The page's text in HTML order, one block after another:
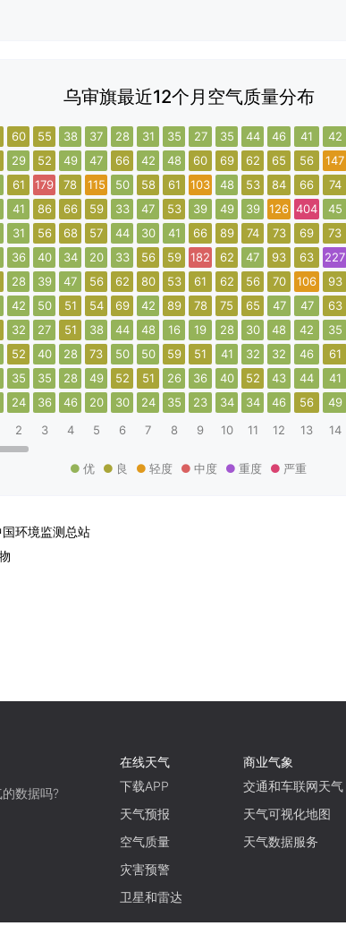
乌审旗最近12个月空气质量分布
60 55 38 37 28 31 35 27 35 44 46 41 42
29 52 49 47 66 42 48 60 69 62 65 56 147
61 179 78 115 50 58 61 103 48 53 84 66 74
41 86 66 59 33 47 53 39 49 39 126 404 45
31 56 68 57 44 30 41 66 89 74 73 69 73
36 40 34 20 33 56 59 182 62 47 93 63 227
28 39 47 56 62 80 53 61 62 56 70 106 93
42 50 51 54 69 42 89 78 75 65 47 47 63
32 27 51 38 44 48 16 19 28 30 48 42 35
52 40 28 73 50 50 59 51 41 32 32 46 61
35 35 28 49 52 51 26 36 40 52 43 44 41
24 36 46 20 30 24 35 23 34 34 46 56 49
2 3 4 5 6 7 8 9 10 11 12 13 14
优 良 轻度 中度 重度 严重
环境监测总站
数据吗?
在线天气
下载APP
天气预报
空气质量
灾害预警
卫星和雷达
商业气象
交通和车联网天气
天气可视化地图
天气数据服务